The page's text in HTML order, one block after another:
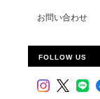
お問い合わせ
FOLLOW US